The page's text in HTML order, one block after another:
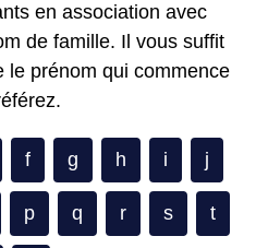
en association avec
de famille. Il vous suffit
le prénom qui commence
f g h i j
p q r s t